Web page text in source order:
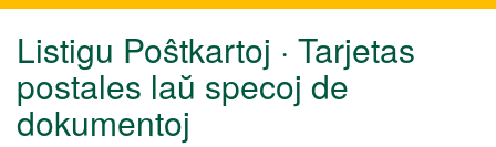
Listigu Poŝtkartoj · Tarjetas
postales laŭ specoj de
dokumentoj